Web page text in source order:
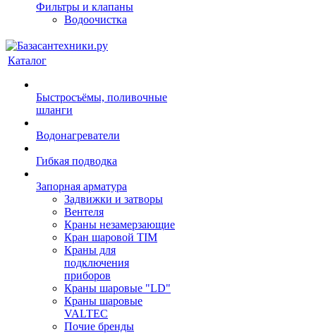
Фильтры и клапаны
Водоочистка
Каталог
Быстросъёмы, поливочные
шланги
Водонагреватели
Гибкая подводка
Запорная арматура
Задвижки и затворы
Вентеля
Краны незамерзающие
Кран шаровой TIM
Краны для
подключения
приборов
Краны шаровые "LD"
Краны шаровые
VALTEC
Почие бренды